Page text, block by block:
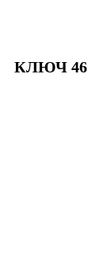
КЛЮЧ 46